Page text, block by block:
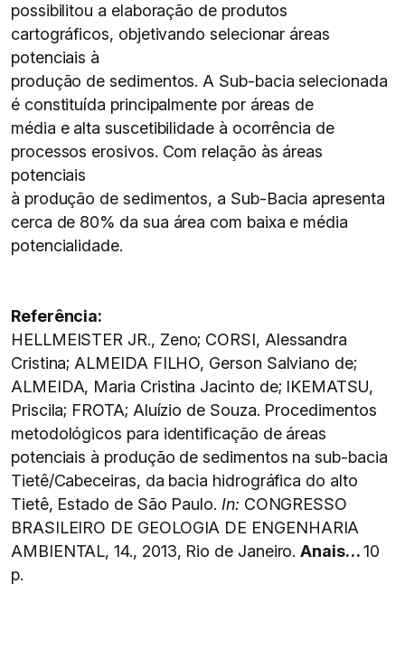
possibilitou a elaboração de produtos
cartográficos, objetivando selecionar áreas
potenciais à
produção de sedimentos. A Sub-bacia selecionada
é constituída principalmente por áreas de
média e alta suscetibilidade à ocorrência de
processos erosivos. Com relação às áreas
potenciais
à produção de sedimentos, a Sub-Bacia apresenta
cerca de 80% da sua área com baixa e média
potencialidade.
Referência:
HELLMEISTER JR., Zeno; CORSI, Alessandra
Cristina; ALMEIDA FILHO, Gerson Salviano de;
ALMEIDA, Maria Cristina Jacinto de; IKEMATSU,
Priscila; FROTA; Aluízio de Souza. Procedimentos
metodológicos para identificação de áreas
potenciais à produção de sedimentos na sub-bacia
Tietê/Cabeceiras, da bacia hidrográfica do alto
Tietê, Estado de São Paulo. In: CONGRESSO
BRASILEIRO DE GEOLOGIA DE ENGENHARIA
AMBIENTAL, 14., 2013, Rio de Janeiro.Anais…10
p.